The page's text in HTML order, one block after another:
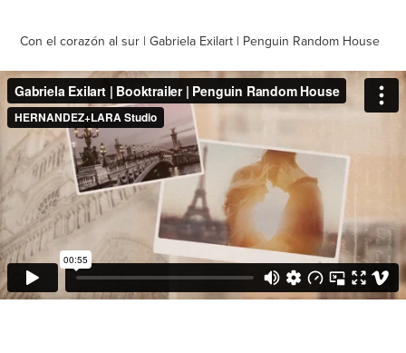
Con el corazón al sur | Gabriela Exilart | Penguin Random House